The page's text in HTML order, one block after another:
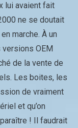
lui avaient fait
ne se doutait
marche. À un
OEM
de la vente de
Les boites, les
de vraiment
et qu’on
! Il faudrait